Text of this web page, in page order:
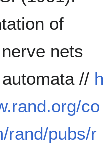
of
nets
// h
co
rand/pubs/r